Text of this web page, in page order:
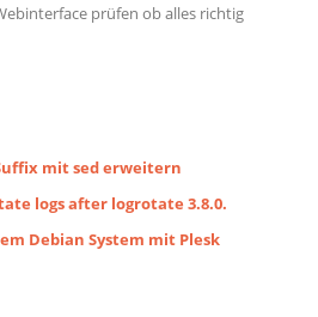
prüfen ob alles richtig
mit sed erweitern
logs after logrotate 3.8.0.
Debian System mit Plesk